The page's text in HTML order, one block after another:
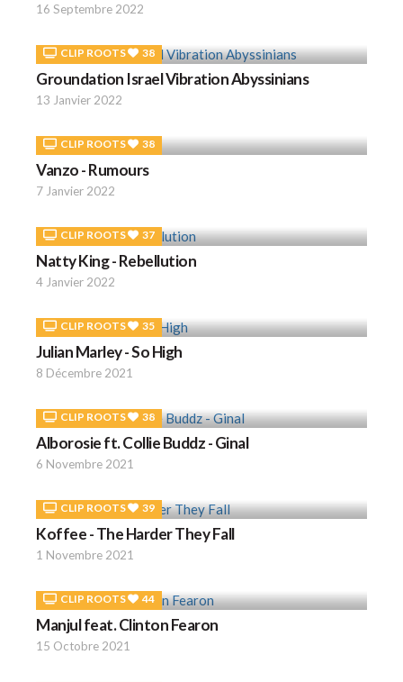
16 Septembre 2022
CLIP ROOTS 38
Groundation Israel Vibration Abyssinians
13 Janvier 2022
CLIP ROOTS 38
Vanzo - Rumours
7 Janvier 2022
CLIP ROOTS 37
Natty King - Rebellution
4 Janvier 2022
CLIP ROOTS 35
Julian Marley - So High
8 Décembre 2021
CLIP ROOTS 38
Alborosie ft. Collie Buddz - Ginal
6 Novembre 2021
CLIP ROOTS 39
Koffee - The Harder They Fall
1 Novembre 2021
CLIP ROOTS 44
Manjul feat. Clinton Fearon
15 Octobre 2021